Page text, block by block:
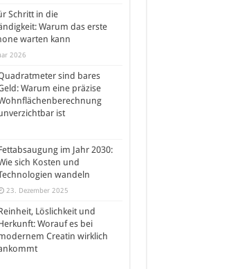
Schritt in die
Warum das erste
warten kann
2026
sind bares
Warum eine präzise
ist
im Jahr 2030:
sich Kosten und
wandeln
23. Dezember 2025
Löslichkeit und
Worauf es bei
Creatin wirklich